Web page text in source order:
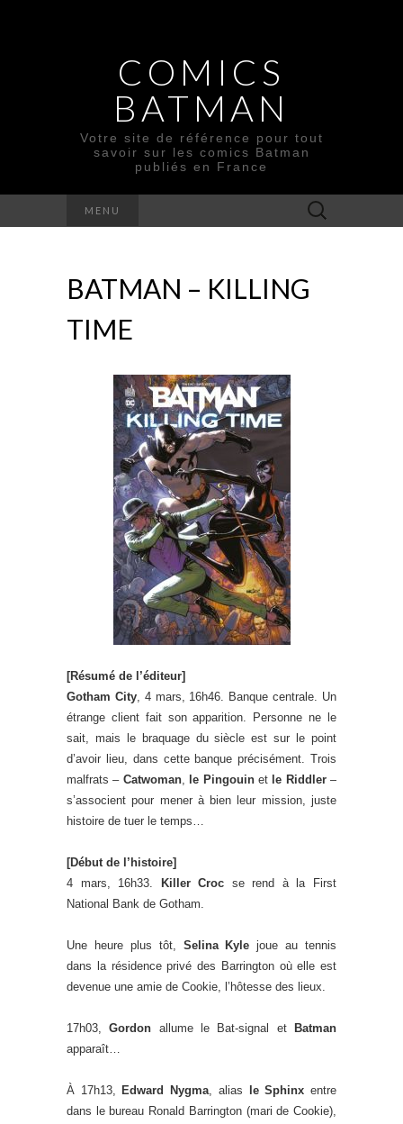
COMICS
BATMAN
Votre site de référence pour tout
savoir sur les comics Batman
publiés en France
MENU Rechercher :
BATMAN – KILLING
TIME
[Résumé de l’éditeur]
Gotham City, 4 mars, 16h46. Banque centrale. Un
étrange client fait son apparition. Personne ne le
sait, mais le braquage du siècle est sur le point
d’avoir lieu, dans cette banque précisément. Trois
malfrats – Catwoman, le Pingouinet le Riddler–
s’associent pour mener à bien leur mission, juste
histoire de tuer le temps…
[Début de l’histoire]
4 mars, 16h33.
Killer Croc se rend à la First
National Bank de Gotham.
Une heure plus tôt, Selina Kyle joue au tennis
dans la résidence privé des Barrington où elle est
devenue une amie de Cookie, l’hôtesse des lieux.
17h03,Gordon allume le Bat-signal et
Batman
apparaît…
À 17h13, Edward Nygma, alias le Sphinx entre
dans le bureau Ronald Barrington (mari de Cookie),